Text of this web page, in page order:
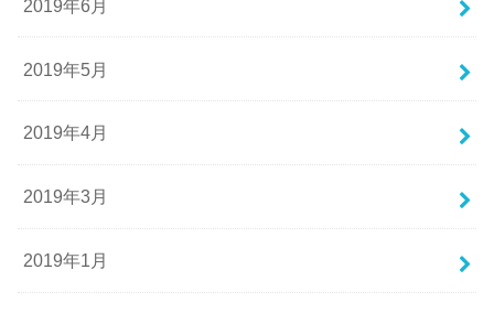
2019年6月
2019年5月
2019年4月
2019年3月
2019年1月